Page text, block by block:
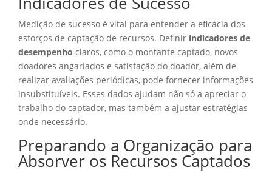
Medição de sucesso é vital para entender a eficácia dos
esforços de captação de recursos. Definir indicadores de
desempenho claros, como o montante captado, novos
doadores angariados e satisfação do doador, além de
realizar avaliações periódicas, pode fornecer informações
insubstituíveis. Esses dados ajudam não só a apreciar o
trabalho do captador, mas também a ajustar estratégias
onde necessário.
Preparando a Organização para
Absorver os Recursos Captados